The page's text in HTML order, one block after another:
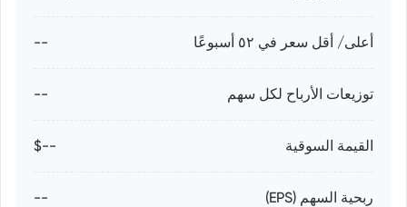
أعلى/ أقل سعر في ٥٢ أسبوعًا --
توزيعات الأرباح لكل سهم --
القيمة السوقية --$
ربحية السهم (EPS) --